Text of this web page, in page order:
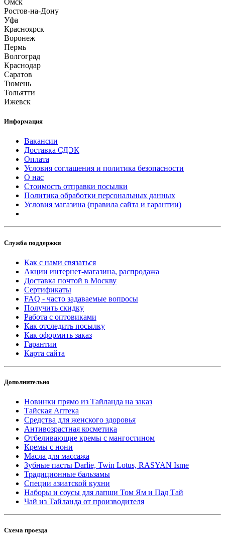
Омск
Ростов-на-Дону
Уфа
Красноярск
Воронеж
Пермь
Волгоград
Краснодар
Саратов
Тюмень
Тольятти
Ижевск
Информация
Вакансии
Доставка СДЭК
Оплата
Условия соглашения и политика безопасности
О нас
Стоимость отправки посылки
Политика обработки персональных данных
Условия магазина (правила сайта и гарантии)
Служба поддержки
Как с нами связаться
Акции интернет-магазина, распродажа
Доставка почтой в Москву
Сертификаты
FAQ - часто задаваемые вопросы
Получить скидку
Работа с оптовиками
Как отследить посылку
Как оформить заказ
Гарантии
Карта сайта
Дополнительно
Новинки прямо из Тайланда на заказ
Тайская Аптека
Средства для женского здоровья
Антивозрастная косметика
Отбеливающие кремы с мангостином
Кремы с нони
Масла для массажа
Зубные пасты Darlie, Twin Lotus, RASYAN Isme
Традиционные бальзамы
Специи азиатской кухни
Наборы и соусы для лапши Том Ям и Пад Тай
Чай из Тайланда от производителя
Схема проезда